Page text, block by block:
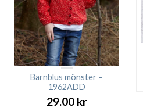
Barnblus mönster –
1962ADD
29.00 kr